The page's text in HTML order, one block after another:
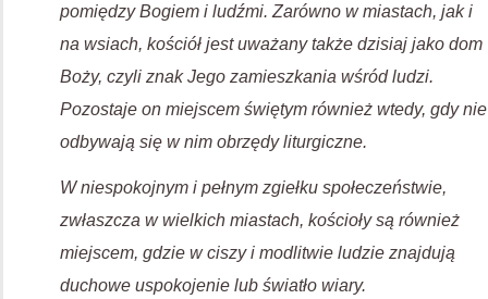
pomiędzy Bogiem i ludźmi. Zarówno w miastach, jak i
na wsiach, kościół jest uważany także dzisiaj jako dom
Boży, czyli znak Jego zamieszkania wśród ludzi.
Pozostaje on miejscem świętym również wtedy, gdy nie
odbywają się w nim obrzędy liturgiczne.
W niespokojnym i pełnym zgiełku społeczeństwie,
zwłaszcza w wielkich miastach, kościoły są również
miejscem, gdzie w ciszy i modlitwie ludzie znajdują
duchowe uspokojenie lub światło wiary.